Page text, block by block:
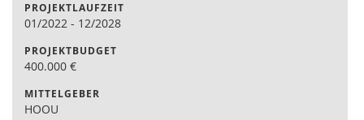
PROJEKTLAUFZEIT
01/2022 - 12/2028
PROJEKTBUDGET
400.000 €
MITTELGEBER
HOOU